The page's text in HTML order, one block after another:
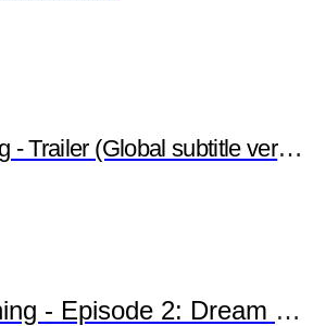
- Trailer (Global subtitle
- Episode 2: Dream of